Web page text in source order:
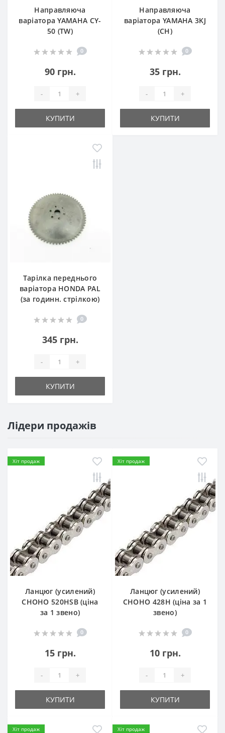
Направляюча
варіатора YAMAHA CY-
50 (TW)
0
90 грн.
- +
КУПИТИ
Направляюча
варіатора YAMAHA 3KJ
(CH)
0
35 грн.
- +
КУПИТИ
Тарілка переднього
варіатора HONDA PAL
(за годинн. стрілкою)
0
345 грн.
- +
КУПИТИ
Лідери продажів
Хіт продаж
Ланцюг (усилений)
СHOHO 520HSB (ціна
за 1 звено)
0
15 грн.
- +
КУПИТИ
Хіт продаж
Ланцюг (усилений)
СHOHO 428H (ціна за 1
звено)
0
10 грн.
- +
КУПИТИ
Хіт продаж Хіт продаж